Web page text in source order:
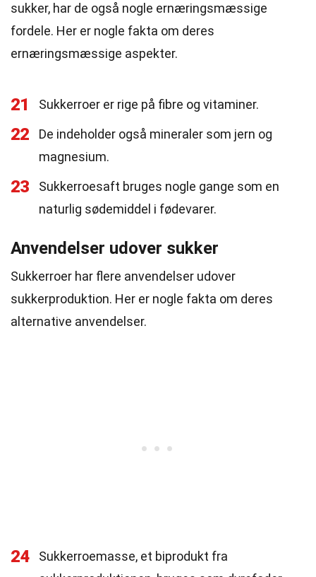
sukker, har de også nogle ernæringsmæssige
fordele. Her er nogle fakta om deres
ernæringsmæssige aspekter.
21 Sukkerroer er rige på fibre og vitaminer.
22
De indeholder også mineraler som jern og
magnesium.
23
Sukkerroesaft bruges nogle gange som en
naturlig sødemiddel i fødevarer.
Anvendelser udover sukker
Sukkerroer har flere anvendelser udover
sukkerproduktion. Her er nogle fakta om deres
alternative anvendelser.
24
Sukkerroemasse, et biprodukt fra